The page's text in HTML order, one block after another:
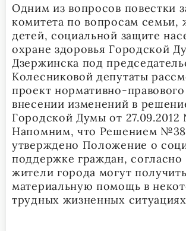
Одним из вопросов повестки
комитета по вопросам
детей, социальной защите
охране здоровья Городской
Дзержинска под
Колесниковой депутаты
проект нормативно-
внесении изменений в
Городской Думы от
Напомним, что Решением
утверждено Положение о
поддержке граждан,
жители города могут получить
материальную помощь в
трудных жизненных